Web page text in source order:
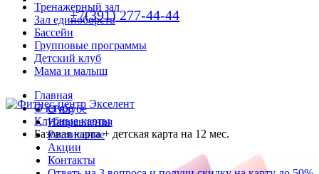
+7(391) 277-44-44
Тренажерный зал
Зал единоборств
Бассейн
Групповые программы
Детский клуб
Мама и малыш
О клубе
Направления
Расписание
Акции
Контакты
Главная
О клубе
Клубные карты
Базовая карта + детская карта на 12 мес.